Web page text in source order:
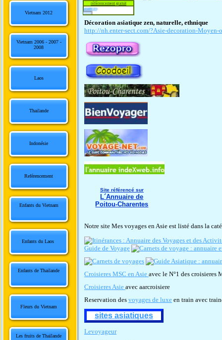
Vietnam 2012
Vietnam 2006 - 2007 -
2008
Laos
Thailande
Indonésie
Reférencement
Enfants du Vietnam
Enfants du Laos
Enfants de Thailande
Fleurs du Vietnam
Les fruits de Thaïlande
référencement gratuit
annuaire voyage et vacances
annuaire généraliste, visitez les catégoriesActualités et médias
Décoration asiatique zen, naturelle, ethnique
http://nh.enter-sect.com/?Asie-decoration-Moyen-
Site référencé sur
L´Annuaire de
Poitou-Charentes
Notre site Mes voyages en Asie est listé dans la
Guide de Voyage
Croisieres MSC en Asie avec le N°1 des croisieres
Croisieres Asie avec aarcroisiere
Reservation des voyages de luxe en train avec
sites asiatiques
Levoyageur